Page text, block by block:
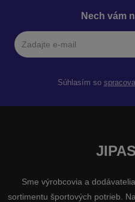
Nech vám
Súhlasím so
Sme výrobcovia a
sortimentu športových potrieb.